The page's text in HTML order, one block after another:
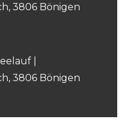
3806 Bönigen
|
3806 Bönigen